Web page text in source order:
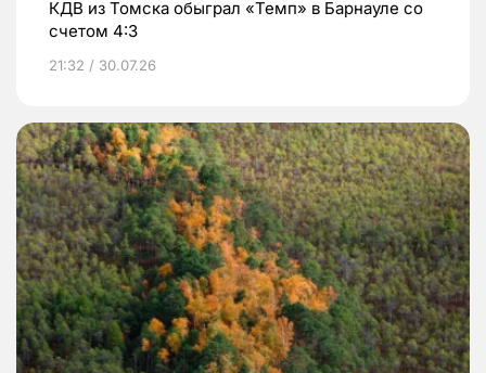
КДВ из Томска обыграл «Темп» в Барнауле со
счетом 4:3
21:32 / 30.07.26